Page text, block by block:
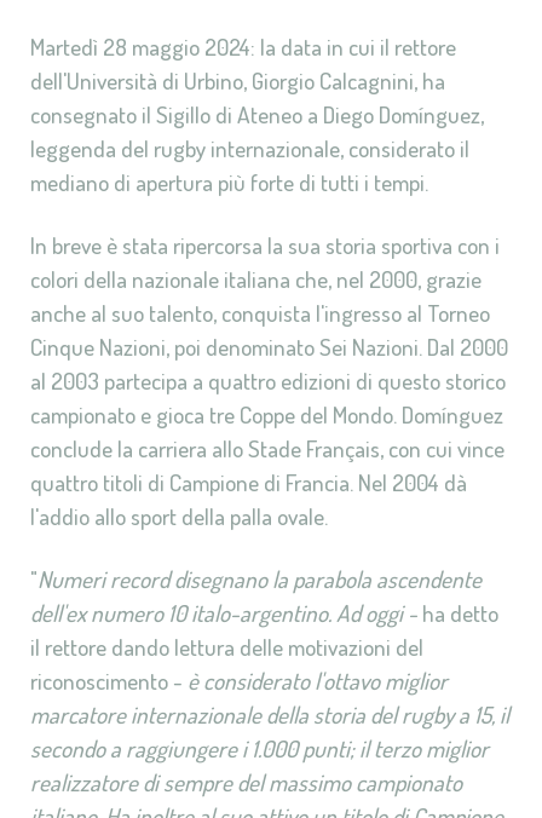
Martedì 28 maggio 2024: la data in cui il rettore
dell'Università di Urbino, Giorgio Calcagnini, ha
consegnato il Sigillo di Ateneo a Diego Domínguez,
leggenda del rugby internazionale, considerato il
mediano di apertura più forte di tutti i tempi.
In breve è stata ripercorsa la sua storia sportiva con i
colori della nazionale italiana che, nel 2000, grazie
anche al suo talento, conquista l'ingresso al Torneo
Cinque Nazioni, poi denominato Sei Nazioni. Dal 2000
al 2003 partecipa a quattro edizioni di questo storico
campionato e gioca tre Coppe del Mondo. Domínguez
conclude la carriera allo Stade Français, con cui vince
quattro titoli di Campione di Francia. Nel 2004 dà
l'addio allo sport della palla ovale.
"Numeri record disegnano la parabola ascendente
dell'ex numero 10 italo-argentino. Ad oggi - ha detto
il rettore dando lettura delle motivazioni del
riconoscimento - è considerato l'ottavo miglior
marcatore internazionale della storia del rugby a 15, il
secondo a raggiungere i 1.000 punti; il terzo miglior
realizzatore di sempre del massimo campionato